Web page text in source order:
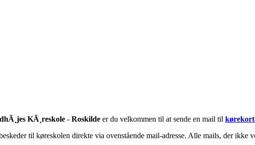
KÃ¸reskole - Roskilde er du velkommen til at sende en mail til
til køreskolen direkte via ovenstående mail-adresse. Alle mails, der ikke